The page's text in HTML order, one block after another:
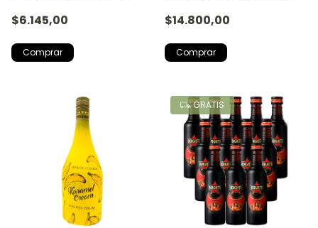
$6.145,00 $14.800,00
GRATIS